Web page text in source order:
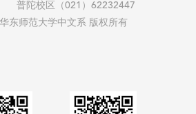
陀校区（021）62232447
华东师范大学中文系 版权所有